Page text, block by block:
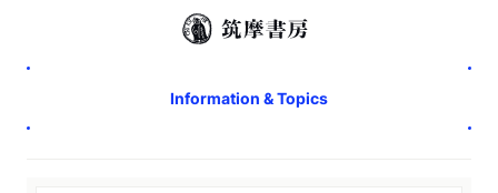
Information & Topics